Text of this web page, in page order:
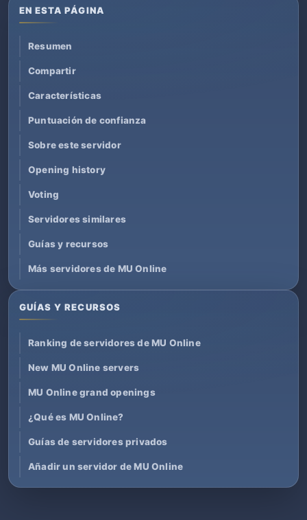
EN ESTA PÁGINA
Resumen
Compartir
Características
Puntuación de confianza
Sobre este servidor
Opening history
Voting
Servidores similares
Guías y recursos
Más servidores de MU Online
GUÍAS Y RECURSOS
Ranking de servidores de MU Online
New MU Online servers
MU Online grand openings
¿Qué es MU Online?
Guías de servidores privados
Añadir un servidor de MU Online